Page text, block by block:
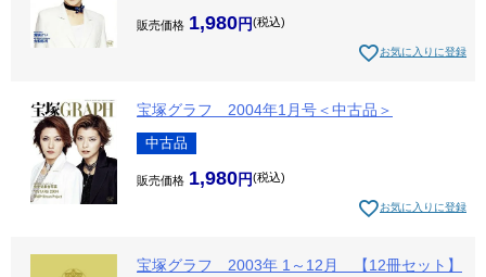
販売価格 1,980 税込
お気に入りに登録
宝塚グラフ 2004年1月号＜中古品＞
中古品
販売価格 1,980 税込
お気に入りに登録
宝塚グラフ 2003年 1～12月 【12冊セット】